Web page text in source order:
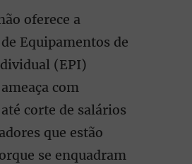
oferece a
Equipamentos de
(EPI)
com
corte de salários
que estão
se enquadram